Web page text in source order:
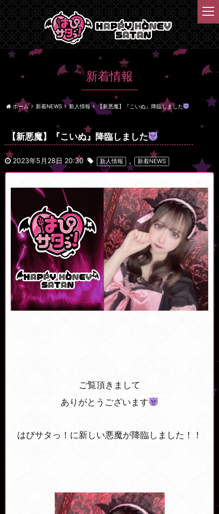
新着情報
ホーム 新着NEWS 新人情報 【新悪魔】『こいぬ』降臨しました
【新悪魔】『こいぬ』降臨しました
2023年5月28日 20:30 新人情報 , 新着NEWS
ご覧頂きまして
ありがとうございます
はぴサタっ！に新しい悪魔が降臨しました！！
t
o
e
n
i
n